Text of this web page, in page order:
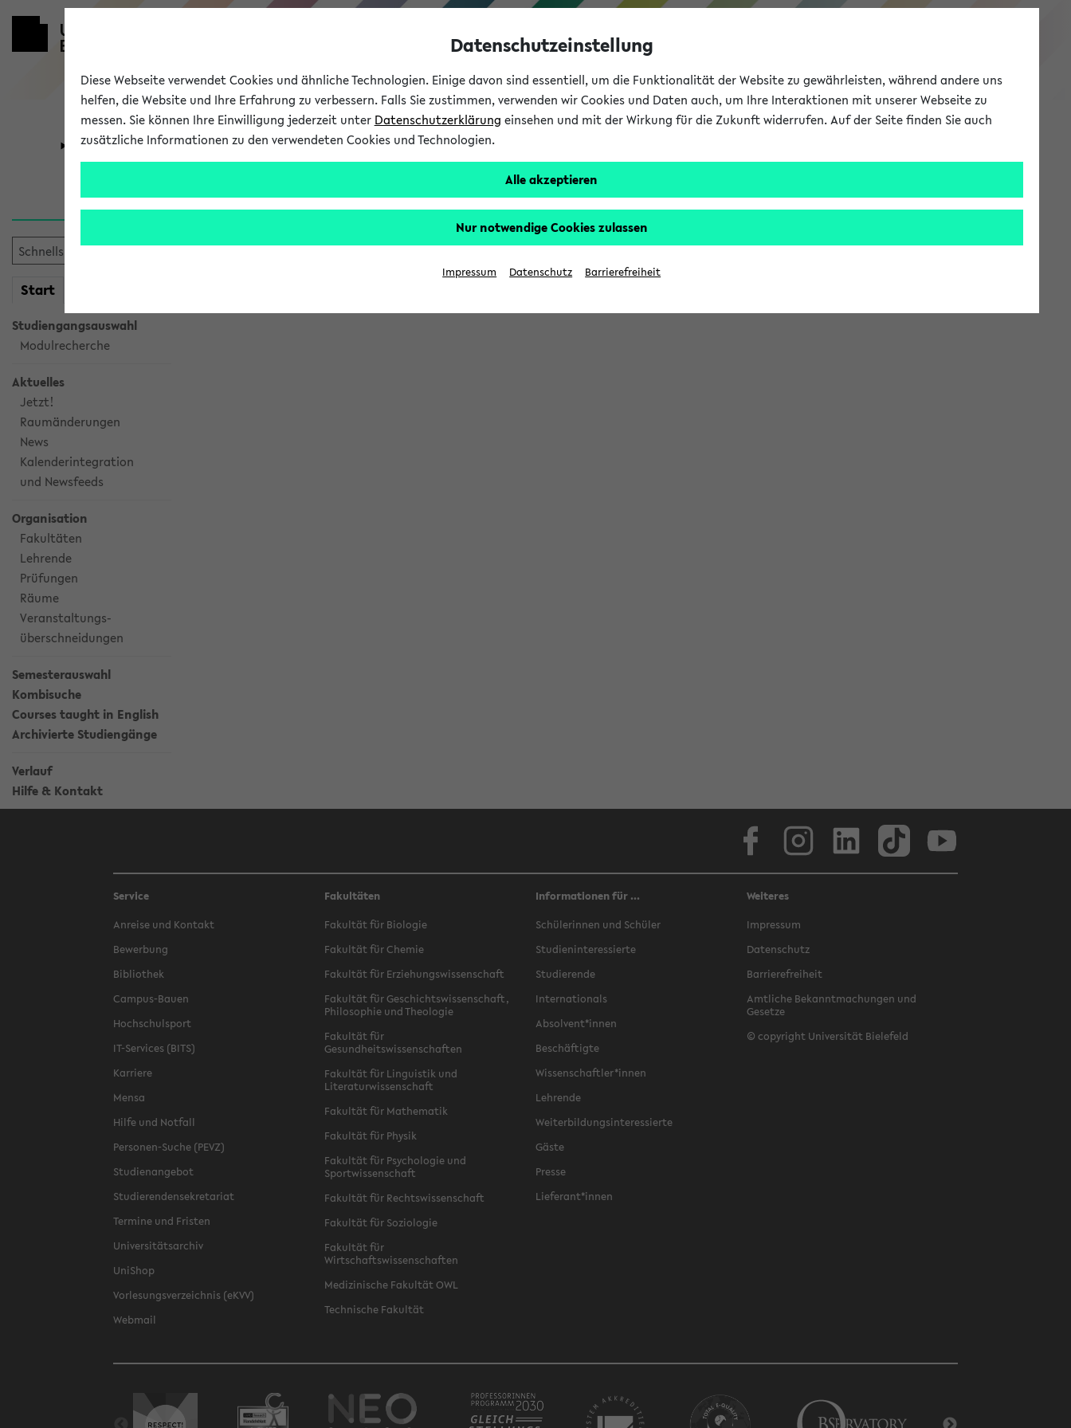
eKVV
Universität Forschung Studium
Start
Studiengangsauswahl
Modulrecherche
Aktuelles
Jetzt!
Raumänderungen
News
Kalenderintegration
und Newsfeeds
Organisation
Fakultäten
Lehrende
Prüfungen
Räume
Veranstaltungs-
überschneidungen
Semesterauswahl
Kombisuche
Courses taught in English
Archivierte Studiengänge
Verlauf
Hilfe & Kontakt
Verlauf
Service
Anreise und Kontakt
Bewerbung
Bibliothek
Campus-Bauen
Hochschulsport
IT-Services (BITS)
Karriere
Mensa
Hilfe und Notfall
Personen-Suche (PEVZ)
Studienangebot
Studierendensekretariat
Termine und Fristen
Universitätsarchiv
UniShop
Vorlesungsverzeichnis (eKVV)
Webmail
Fakultäten
Fakultät für Biologie
Fakultät für Chemie
Fakultät für Erziehungswissenschaft
Fakultät für Geschichtswissenschaft,
Philosophie und Theologie
Fakultät für
Gesundheitswissenschaften
Fakultät für Linguistik und
Literaturwissenschaft
Fakultät für Mathematik
Fakultät für Physik
Fakultät für Psychologie und
Sportwissenschaft
Fakultät für Rechtswissenschaft
Fakultät für Soziologie
Fakultät für
Wirtschaftswissenschaften
Medizinische Fakultät OWL
Technische Fakultät
Informationen für ...
Schülerinnen und Schüler
Studieninteressierte
Studierende
Internationals
Absolvent*innen
Beschäftigte
Wissenschaftler*innen
Lehrende
Weiterbildungsinteressierte
Gäste
Presse
Lieferant*innen
Weiteres
Impressum
Datenschutz
Barrierefreiheit
Amtliche Bekanntmachungen und
Gesetze
© copyright Universität Bielefeld
Datenschutzeinstellung
Diese Webseite verwendet Cookies und ähnliche Technologien. Einige davon sind essentiell, um die Funktionalität der Website zu gewährleisten, während andere uns
helfen, die Website und Ihre Erfahrung zu verbessern. Falls Sie zustimmen, verwenden wir Cookies und Daten auch, um Ihre Interaktionen mit unserer Webseite zu
messen. Sie können Ihre Einwilligung jederzeit unter Datenschutzerklärung einsehen und mit der Wirkung für die Zukunft widerrufen. Auf der Seite finden Sie auch
zusätzliche Informationen zu den verwendeten Cookies und Technologien.
Alle akzeptieren
Nur notwendige Cookies zulassen
Impressum Datenschutz Barrierefreiheit